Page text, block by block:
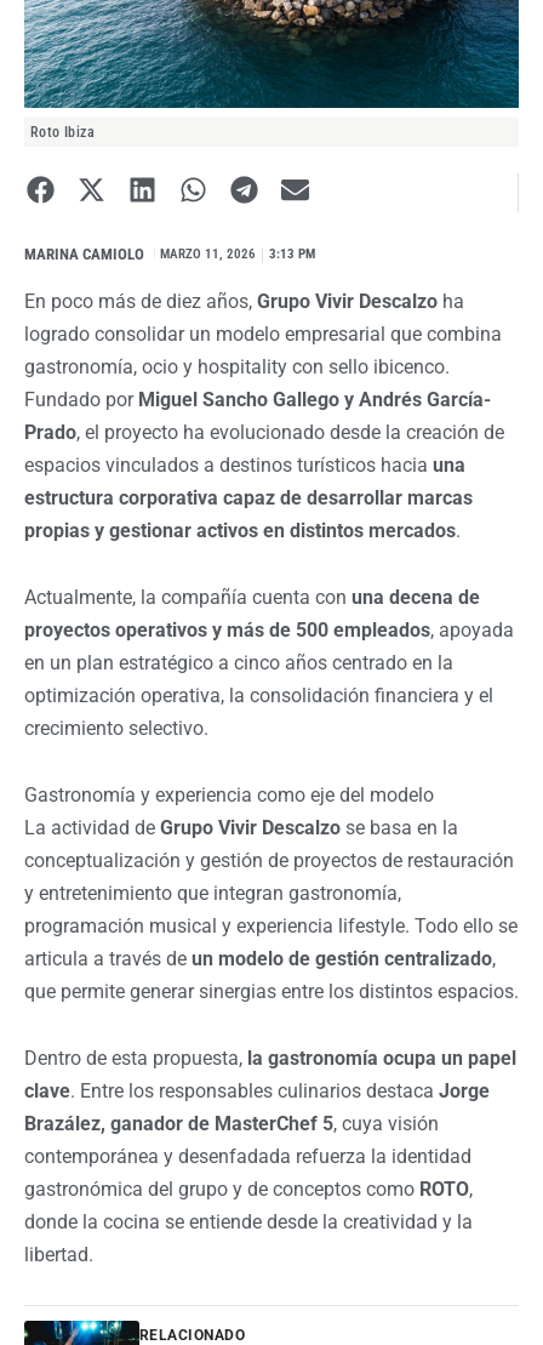
Roto Ibiza
MARINA CAMIOLO MARZO 11, 2026 3:13 PM
En poco más de diez años, Grupo Vivir Descalzo ha
logrado consolidar un modelo empresarial que combina
gastronomía, ocio y hospitality con sello ibicenco.
Fundado por Miguel Sancho Gallego y Andrés García-
Prado, el proyecto ha evolucionado desde la creación de
espacios vinculados a destinos turísticos hacia una
estructura corporativa capaz de desarrollar marcas
propias y gestionar activos en distintos mercados.
Actualmente, la compañía cuenta con una decena de
proyectos operativos y más de 500 empleados, apoyada
en un plan estratégico a cinco años centrado en la
optimización operativa, la consolidación financiera y el
crecimiento selectivo.
Gastronomía y experiencia como eje del modelo
La actividad de Grupo Vivir Descalzo se basa en la
conceptualización y gestión de proyectos de restauración
y entretenimiento que integran gastronomía,
programación musical y experiencia lifestyle. Todo ello se
articula a través de un modelo de gestión centralizado,
que permite generar sinergias entre los distintos espacios.
Dentro de esta propuesta, la gastronomía ocupa un papel
clave. Entre los responsables culinarios destaca Jorge
Brazález, ganador de MasterChef 5, cuya visión
contemporánea y desenfadada refuerza la identidad
gastronómica del grupo y de conceptos como ROTO,
donde la cocina se entiende desde la creatividad y la
libertad.
RELACIONADO